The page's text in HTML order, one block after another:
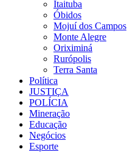
Itaituba
Óbidos
Mojuí dos Campos
Monte Alegre
Oriximiná
Rurópolis
Terra Santa
Política
JUSTIÇA
POLÍCIA
Mineração
Educação
Negócios
Esporte